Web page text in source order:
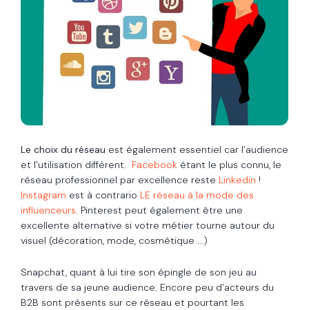
Le choix du réseau est également essentiel car l’audience
et l’utilisation diffèrent. Facebook étant le plus connu, le
réseau professionnel par excellence reste Linkedin !
Instagram est à contrario LE réseau à la mode des
influenceurs. Pinterest peut également être une
excellente alternative si votre métier tourne autour du
visuel (décoration, mode, cosmétique ...)
Snapchat, quant à lui tire son épingle de son jeu au
travers de sa jeune audience. Encore peu d’acteurs du
B2B sont présents sur ce réseau et pourtant les